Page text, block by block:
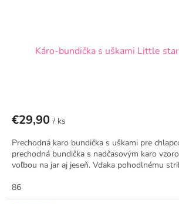
Káro-bundička s uškami Little
€29,90 / ks
Prechodná karo bundička s uškami pre
prechodná bundička s nadčasovým karo
voľbou na jar aj jeseň. Vďaka pohodlnému
86